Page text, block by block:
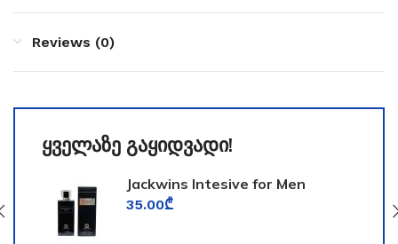
Reviews (0)
ყველაზე გაყიდვადი!
Jackwins Intesive for Men
35.00₾